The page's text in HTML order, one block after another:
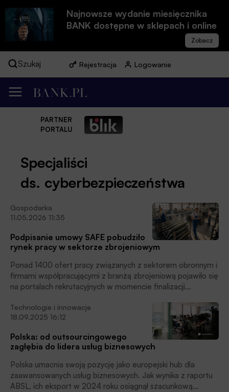
Najnowsze wydanie miesięcznika
BANK dostępne w sklepach i online
Szukaj Rejestracja Logowanie
PARTNER
PORTALU
Specjaliści
ds. cyberbezpieczeństwa
Gospodarka
11.05.2026 11:35
Podpisanie umowy SAFE pobudziło
rynek pracy w sektorze zbrojeniowym
Ponad 1400 ofert pracy związanych z sektorem obronnym i
firmami współpracującymi z branżą zbrojeniową pojawiło się
na portalach rekrutacyjnych w momencie finalizacji
Europejską, wynika z danych i analiz Grupy Progres. Rynek
pracy błyskawicznie zareagował na uruchomienie
wielomiliardowego programu inwestycji w bezpieczeństwo
i obronność, a skala rekrutacji w najbliższych miesiącach
będzie systematycznie rosnąć, czytamy w informacji
prasowej.
Technologie i innowacje
18.09.2025 16:12
Polska: od outsourcingowego
zagłębia do lidera usług biznesowych
Polska umacnia swoją pozycję jako europejski hub dla
zaawansowanych usług biznesowych. Jak wynika z raportu
ABSL, ich eksport w 2024 roku osiągnął szacunkową